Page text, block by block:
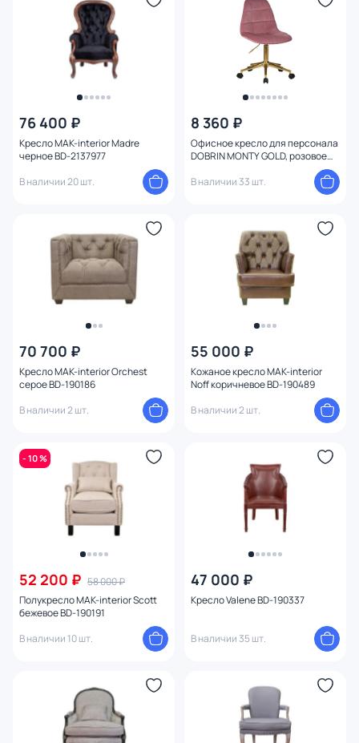
76 400 ₽
Кресло MAK-interior Madre
черное BD-2137977
В наличии 20 шт.
8 360 ₽
Офисное кресло для персонала
DOBRIN MONTY GOLD, розовое
В наличии 33 шт.
70 700 ₽
Кресло MAK-interior Orchest
серое BD-190186
В наличии 2 шт.
55 000 ₽
Кожаное кресло MAK-interior
Noff коричневое BD-190489
В наличии 2 шт.
- 10 %
52 200 ₽ 58 000 ₽
Полукресло MAK-interior Scott
бежевое BD-190191
В наличии 10 шт.
47 000 ₽
Кресло Valene BD-190337
В наличии 35 шт.